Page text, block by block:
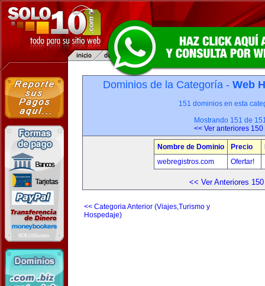
Dominios de la Categoría - Web
151 dominios en esta
Mostrando 151 de
<< Ver anteriores 150
Nombre de Dominio Precio
webregistros.com
Ofertar!
<< Ver Anteriores 150
<< Categoria Anterior (Viajes,Turismo y
Hospedaje)